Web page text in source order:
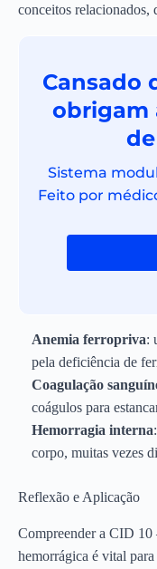
conceitos relacionados,
Cansado
obrigam
Sistema
Feito por
Anemia ferropriva:
pela deficiência de
Coagulação
coágulos para
Hemorragia interna
corpo, muitas vezes
Reflexão e Aplicação
Compreender a CID
hemorrágica é vital